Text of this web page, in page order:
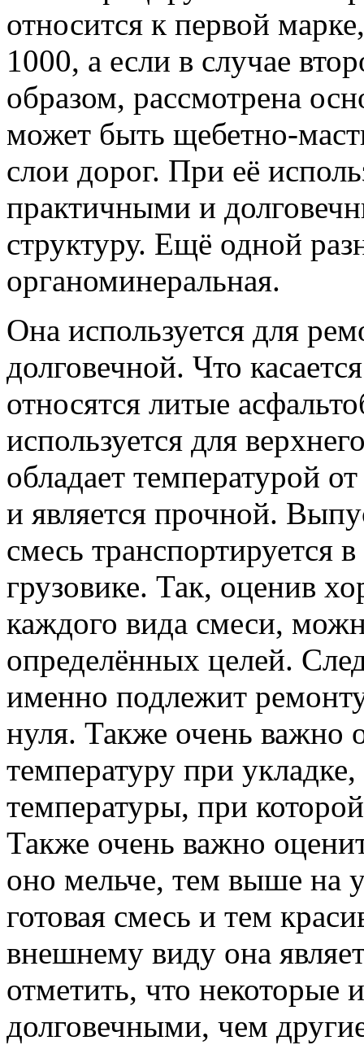
относится к первой
1000, а если в случае
образом, рассмотрена
может быть щебетно-
слои дорог. При её
практичными и
структуру. Ещё одной
органоминеральная.
Она используется для
долговечной. Что
относятся литые
используется для
обладает температурой
и является прочной.
смесь транспортируется
грузовике. Так, оценив
каждого вида смеси,
определённых целей.
именно подлежит
нуля. Также очень важно
температуру при
температуры, при
Также очень важно
оно мельче, тем выше на
готовая смесь и тем
внешнему виду она
отметить, что некоторые
долговечными, чем